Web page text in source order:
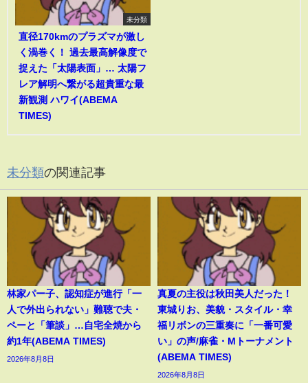
未分類
直径170kmのプラズマが激し
く渦巻く！ 過去最高解像度で
捉えた「太陽表面」… 太陽フ
レア解明へ繋がる超貴重な最
新観測 ハワイ(ABEMA
TIMES)
未分類の関連記事
林家パー子、認知症が進行「一
人で外出られない」難聴で夫・
ペーと「筆談」…自宅全焼から
約1年(ABEMA TIMES)
2026年8月8日
真夏の主役は秋田美人だった！
東城りお、美貌・スタイル・幸
福リボンの三重奏に「一番可愛
い」の声/麻雀・Mトーナメント
(ABEMA TIMES)
2026年8月8日